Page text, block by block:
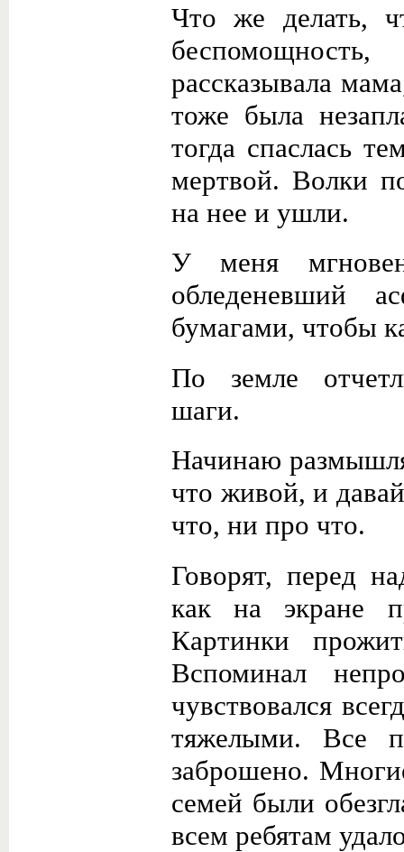
Что же делать,
рассказывала
тоже была
тогда спаслась
мертвой. Волки
на нее и ушли.
У меня
обледеневший
бумагами, чтобы
По земле
шаги.
Начинаю
что живой, и
что, ни про что.
Говорят, перед
как на экране
Картинки
Вспоминал
чувствовался
тяжелыми. Все
заброшено.
семей были
всем ребятам